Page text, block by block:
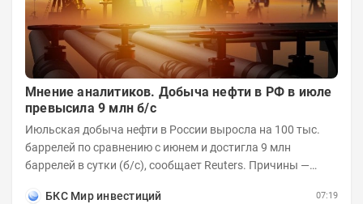
Мнение аналитиков. Добыча нефти в РФ в июле
превысила 9 млн б/с
Июльская добыча нефти в России выросла на 100 тыс.
баррелей по сравнению с июнем и достигла 9 млн
баррелей в сутки (б/с), сообщает Reuters. Причины —
БКС Мир инвестиций
07:19